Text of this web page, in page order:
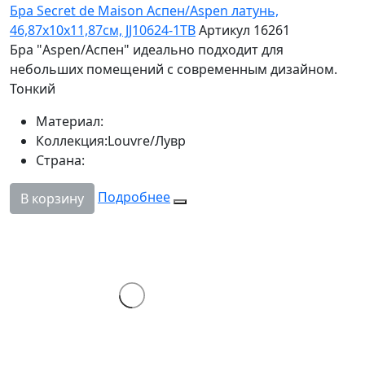
Бра Secret de Maison Аспен/Aspen латунь,
46,87х10х11,87см, JJ10624-1TBАртикул 16261
Бра "Aspen/Аспен" идеально подходит для
небольших помещений с современным дизайном.
Тонкий
Материал:
Коллекция:Louvre/Лувр
Страна:
В корзину Подробнее